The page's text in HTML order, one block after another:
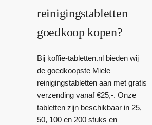
reinigingstabletten
goedkoop kopen?
Bij koffie-tabletten.nl bieden wij
de goedkoopste Miele
reinigingstabletten aan met gratis
verzending vanaf €25,-. Onze
tabletten zijn beschikbaar in 25,
50, 100 en 200 stuks en